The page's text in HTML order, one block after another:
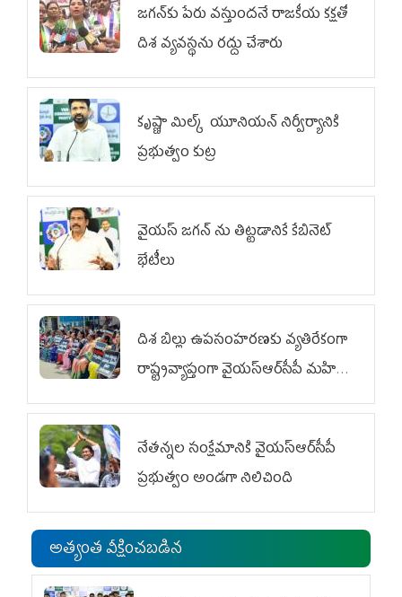
జగన్‌కు పేరు వస్తుందనే రాజకీయ కక్షతో
దిశ వ్య‌వ‌స్థ‌ను రద్దు చేశారు
కృష్ణా మిల్క్‌ యూనియన్‌ నిర్వీర్యానికి
ప్రభుత్వం కుట్ర
వైయ‌స్ జగన్‌ ను తిట్టడానికే కేబినెట్‌
భేటీలు
దిశ బిల్లు ఉపసంహరణకు వ్యతిరేకంగా
రాష్ట్రవ్యాప్తంగా వైయ‌స్ఆర్‌సీపీ మహిళా
విభాగం ఆందోళనలు
నేతన్నల సంక్షేమానికి వైయ‌స్ఆర్‌సీపీ
ప్రభుత్వం అండగా నిలిచింది
అత్యంత వీక్షించబడిన